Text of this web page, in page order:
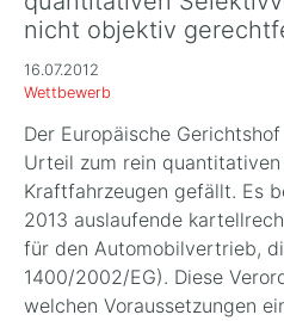
nicht objektiv
16.07.2012
Wettbewerb
Der Europäische
Urteil zum rein
Kraftfahrzeugen gefällt. Es
2013 auslaufende
für den Automobilvertrieb,
1400/2002/EG). Diese
welchen Voraussetzungen